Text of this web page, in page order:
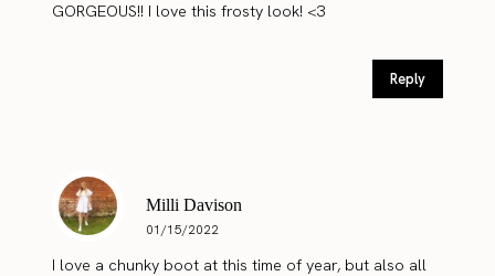
GORGEOUS!! I love this frosty look! <3
Reply
Milli Davison
01/15/2022
I love a chunky boot at this time of year, but also all